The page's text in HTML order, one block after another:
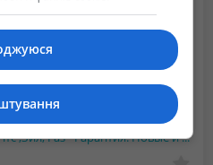
Гидроцилиндры Камаз, Маз, Птс ,Зил, Газ - Гарантия! Новые и после ремонта